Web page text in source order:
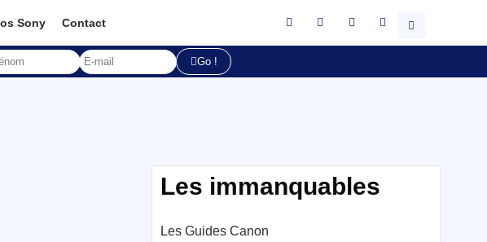
Sony Contact
Go !
Les immanquables
Les Guides Canon